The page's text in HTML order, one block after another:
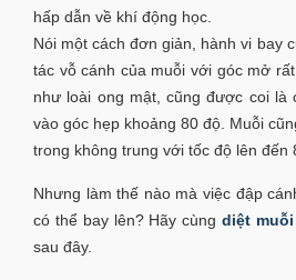
hấp dẫn về khí động học.
Nói một cách đơn giản, hành vi bay
tác vỗ cánh của muỗi với góc mở
như loài ong mật, cũng được coi là
vào góc hẹp khoảng 80 độ. Muỗi
trong không trung với tốc độ lên đến
Nhưng làm thế nào mà việc đập
có thể bay lên? Hãy cùng diệt
sau đây.